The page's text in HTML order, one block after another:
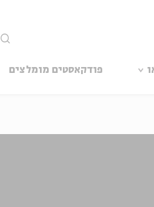
פודקאסטים מומלצים